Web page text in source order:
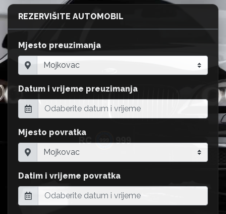
REZERVIŠITE AUTOMOBIL
Mjesto preuzimanja
Datum i vrijeme preuzimanja
Mjesto povratka
Datim i vrijeme povratka